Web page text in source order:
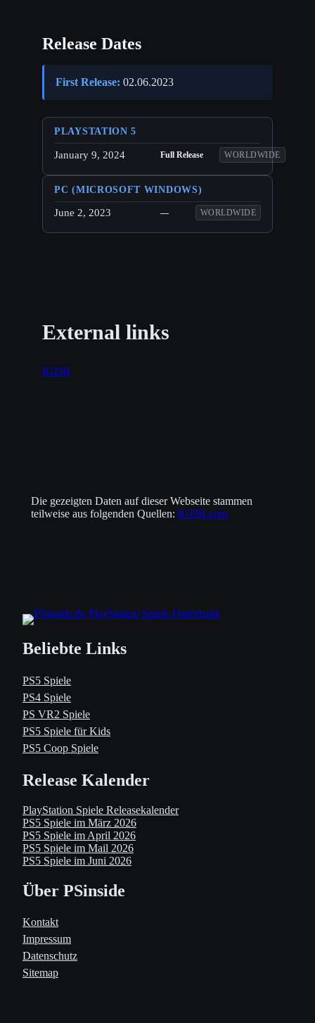
Release Dates
First Release: 02.06.2023
PLAYSTATION 5
January 9, 2024 Full Release WORLDWIDE
PC (MICROSOFT WINDOWS)
June 2, 2023 — WORLDWIDE
External links
IGDB
Die gezeigten Daten auf dieser Webseite stammen
teilweise aus folgenden Quellen: IGDB.com
Beliebte Links
PS5 Spiele
PS4 Spiele
PS VR2 Spiele
PS5 Spiele für Kids
PS5 Coop Spiele
Release Kalender
PlayStation Spiele Releasekalender
PS5 Spiele im März 2026
PS5 Spiele im April 2026
PS5 Spiele im Mail 2026
PS5 Spiele im Juni 2026
Über PSinside
Kontakt
Impressum
Datenschutz
Sitemap